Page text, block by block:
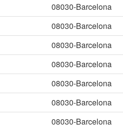
08030-Barcelona
08030-Barcelona
08030-Barcelona
08030-Barcelona
08030-Barcelona
08030-Barcelona
08030-Barcelona